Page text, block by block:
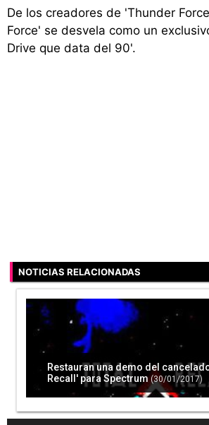
De los creadores de 'Thunder
Force' se desvela como un
Drive que data del 90'.
NOTICIAS RELACIONADAS
Restauran una demo del
Recall' para Spectrum (30/01/2017)